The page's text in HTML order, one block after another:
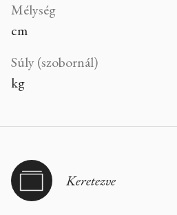
Mélység
cm
Súly (szobornál)
kg
Keretezve